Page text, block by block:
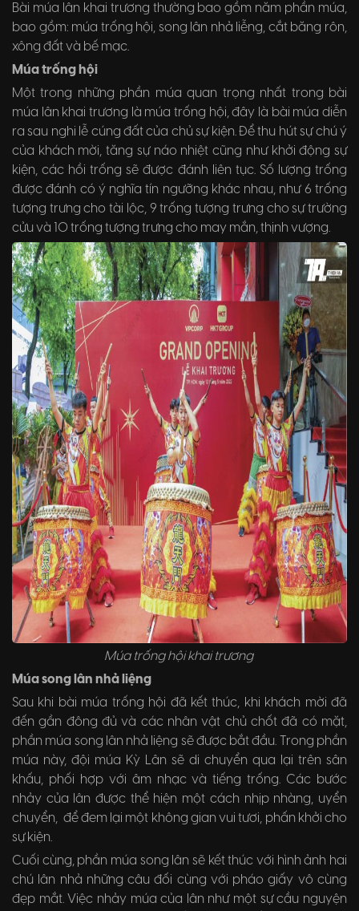
Bài múa lân khai trương thường bao gồm năm phần múa,
bao gồm: múa trống hội, song lân nhả liễng, cắt băng rôn,
xông đất và bế mạc.
Múa trống hội
Một trong những phần múa quan trọng nhất trong bài
múa lân khai trương là múa trống hội, đây là bài múa diễn
ra sau nghi lễ cúng đất của chủ sự kiện. Để thu hút sự chú ý
của khách mời, tăng sự náo nhiệt cũng như khởi động sự
kiện, các hồi trống sẽ được đánh liên tục. Số lượng trống
được đánh có ý nghĩa tín ngưỡng khác nhau, như 6 trống
tượng trưng cho tài lộc, 9 trống tượng trưng cho sự trường
cửu và 10 trống tượng trưng cho may mắn, thịnh vượng.
Múa trống hội khai trương
Múa song lân nhả liệng
Sau khi bài múa trống hội đã kết thúc, khi khách mời đã
đến gần đông đủ và các nhân vật chủ chốt đã có mặt,
phần múa song lân nhả liệng sẽ được bắt đầu. Trong phần
múa này, đội múa Kỳ Lân sẽ di chuyển qua lại trên sân
khấu, phối hợp với âm nhạc và tiếng trống. Các bước
nhảy của lân được thể hiện một cách nhịp nhàng, uyển
chuyển, để đem lại một không gian vui tươi, phấn khởi cho
sự kiện.
Cuối cùng, phần múa song lân sẽ kết thúc với hình ảnh hai
chú lân nhả những câu đối cùng với pháo giấy vô cùng
đẹp mắt. Việc nhảy múa của lân như một sự cầu nguyện